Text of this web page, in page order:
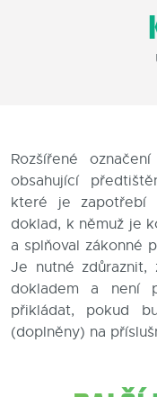
Rozšířené
obsahující
které je zapotřebí
doklad, k němuž je
a splňoval zákonné
Je nutné zdůraznit,
dokladem a není
přikládat, pokud
(doplněny) na